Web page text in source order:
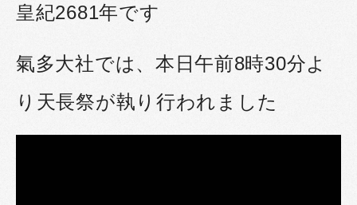
皇紀2681年です
氣多大社では、本日午前8時30分よ
り天長祭が執り行われました